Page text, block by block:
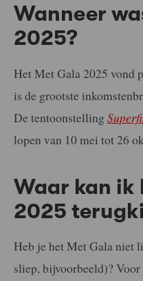
Wanneer
2025?
Het Met Gala 2025 vond
is de grootste
De tentoonstelling
lopen van 10 mei tot 26
Waar kan ik
2025
Heb je het Met Gala niet
sliep, bijvoorbeeld)?